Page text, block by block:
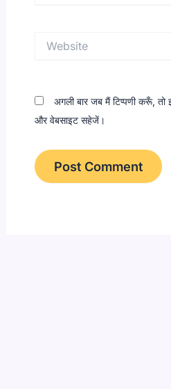
अगली बार जब मैं टिप्पणी करूँ, तो
और वेबसाइट सहेजें।